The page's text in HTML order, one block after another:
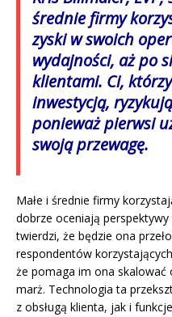
średnie firmy
zyski w swoich
wydajności, aż po
klientami. Ci,
inwestycją,
ponieważ pierwsi
swoją przewagę.
Małe i średnie firmy
dobrze oceniają
twierdzi, że będzie ona
respondentów
że pomaga im ona skalować
marż. Technologia ta
z obsługą klienta, jak i